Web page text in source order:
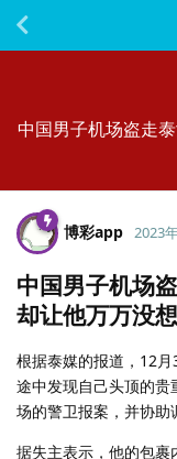
中国男子机场盗走
博彩app 2023
中国男子机场
却让他万万没
根据泰媒的报道，12
途中发现自己头顶的
场的警卫报案，并协助
据失主表示，他的包